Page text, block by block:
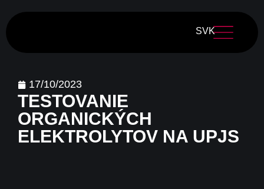
SVK
17/10/2023
TESTOVANIE
ORGANICKÝCH
ELEKTROLYTOV NA UPJS